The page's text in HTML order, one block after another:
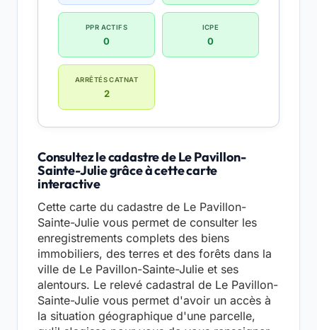
PPR ACTIFS
0
ICPE
0
ARRÊTÉS CATNAT
2
Consultez le cadastre de Le Pavillon-
Sainte-Julie grâce à cette carte
interactive
Cette carte du cadastre de Le Pavillon-
Sainte-Julie vous permet de consulter les
enregistrements complets des biens
immobiliers, des terres et des forêts dans la
ville de Le Pavillon-Sainte-Julie et ses
alentours. Le relevé cadastral de Le Pavillon-
Sainte-Julie vous permet d'avoir un accès à
la situation géographique d'une parcelle,